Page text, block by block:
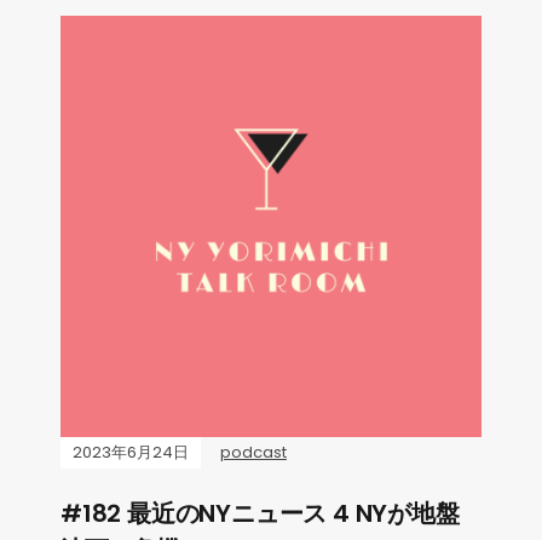
2023年6月24日 podcast
#182 最近のNYニュース 4 NYが地盤